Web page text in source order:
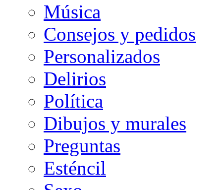
Música
Consejos y pedidos
Personalizados
Delirios
Política
Dibujos y murales
Preguntas
Esténcil